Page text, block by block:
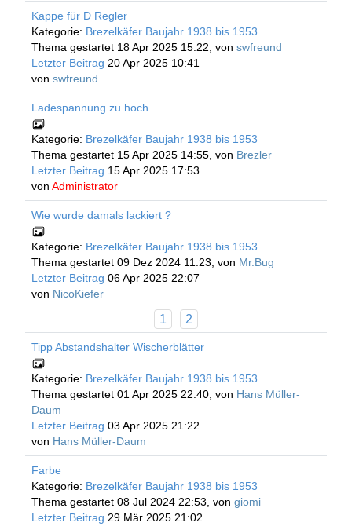
Kappe für D Regler
Kategorie: Brezelkäfer Baujahr 1938 bis 1953
Thema gestartet 18 Apr 2025 15:22, von swfreund
Letzter Beitrag 20 Apr 2025 10:41
von swfreund
Ladespannung zu hoch
Kategorie: Brezelkäfer Baujahr 1938 bis 1953
Thema gestartet 15 Apr 2025 14:55, von Brezler
Letzter Beitrag 15 Apr 2025 17:53
von Administrator
Wie wurde damals lackiert ?
Kategorie: Brezelkäfer Baujahr 1938 bis 1953
Thema gestartet 09 Dez 2024 11:23, von Mr.Bug
Letzter Beitrag 06 Apr 2025 22:07
von NicoKiefer
1 2
Tipp Abstandshalter Wischerblätter
Kategorie: Brezelkäfer Baujahr 1938 bis 1953
Thema gestartet 01 Apr 2025 22:40, von Hans Müller-
Daum
Letzter Beitrag 03 Apr 2025 21:22
von Hans Müller-Daum
Farbe
Kategorie: Brezelkäfer Baujahr 1938 bis 1953
Thema gestartet 08 Jul 2024 22:53, von giomi
Letzter Beitrag 29 Mär 2025 21:02